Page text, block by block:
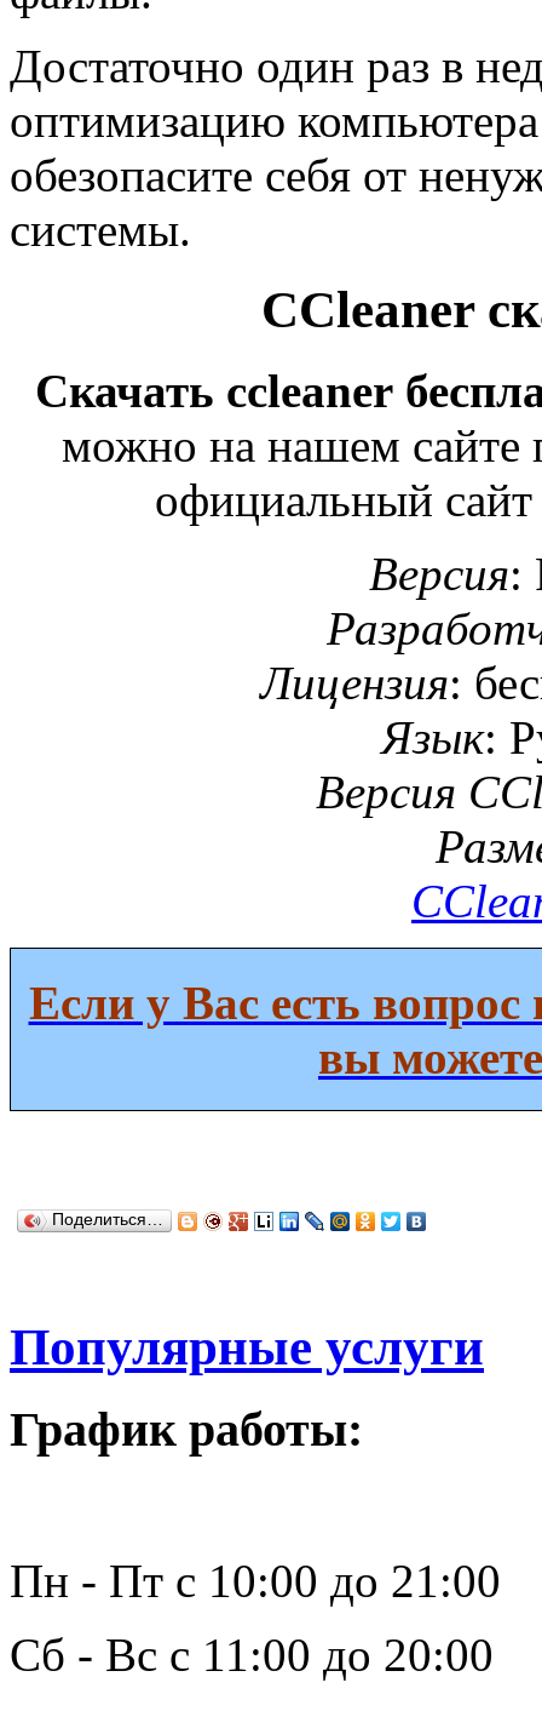
Достаточно один раз в
оптимизацию
обезопасите себя от
системы.
CCleaner
Скачать ccleaner
можно на нашем
официальный сайт
Версия:
Лицензия:
Язык:
Версия
Если у Вас есть вопрос
вы
Поделиться…
Популярные услуги
График работы:
Пн - Пт с 10:00 до 21:00
Сб - Вс с 11:00 до 20:00